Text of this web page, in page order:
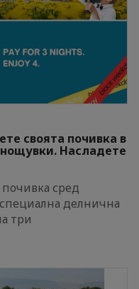
своята почивка в
Насладете
сред
делнична
три